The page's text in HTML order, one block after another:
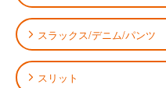
スラックス/デニム/パンツ
スリット